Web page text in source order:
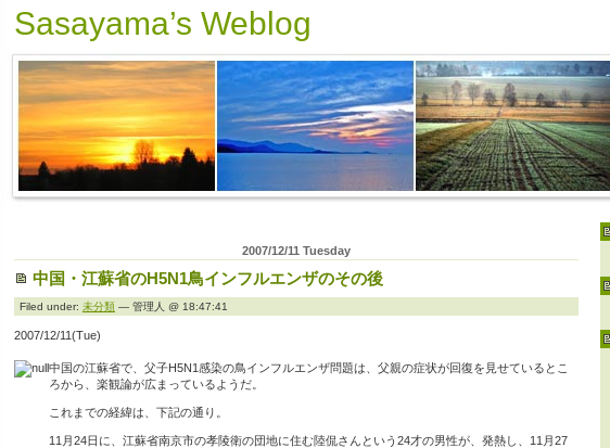
Sasayama’s Weblog
2007/12/11 Tuesday
中国・江蘇省のH5N1鳥インフルエンザのその後
Filed under: 未分類 — 管理人 @ 18:47:41
2007/12/11(Tue)
中国の江蘇省で、父子H5N1感染の鳥インフルエンザ問題は、父親の症状が回復を見せているとこ
ろから、楽観論が広まっているようだ。
これまでの経緯は、下記の通り。
11月24日に、江蘇省南京市の孝陵衛の団地に住む陸侃さんという24才の男性が、発熱し、11月27